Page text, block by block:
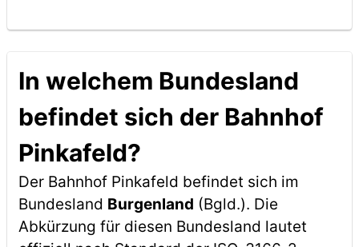
In welchem Bundesland
befindet sich der Bahnhof
Pinkafeld?
Der Bahnhof Pinkafeld befindet sich im
Bundesland Burgenland (Bgld.). Die
Abkürzung für diesen Bundesland lautet